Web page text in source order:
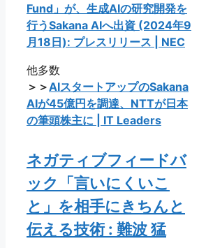
Fund」が、生成AIの研究開発を
行うSakana AIへ出資 (2024年9
月18日): プレスリリース | NEC
他多数
＞＞AIスタートアップのSakana
AIが45億円を調達、NTTが日本
の筆頭株主に | IT Leaders
ネガティブフィードバ
ック「言いにくいこ
と」を相手にきちんと
伝える技術 : 難波 猛